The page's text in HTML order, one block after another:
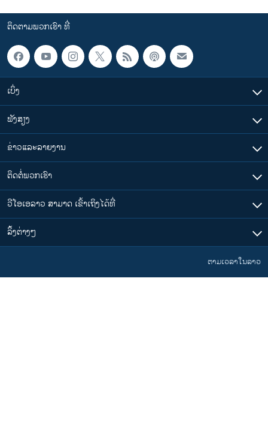
ຕິດຕາມພວກເຮົາ ທີ່
ເບິ່ງ
ຟັງສຽງ
ຂ່າວແລະລາຍງານ
ຕິດຕໍ່ພວກເຮົາ
ວີໂອເອລາວ ສາມາດ ເຂົ້າເຖິງໄດ້ທີ່
​ລິ້ງ​ຕ່າງໆ
ຕາມເວລາໃນລາວ